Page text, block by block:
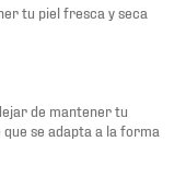
tu piel fresca y seca
de mantener tu
se adapta a la forma